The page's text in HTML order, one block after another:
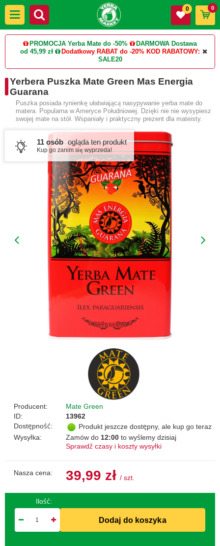
PROMOCJA Yerba Mate do -50%
DARMOWA Dostawa
od 45,99 zł
Dodatkowy RABAT do -20% KOD RABATOWY:
SALE20
0 0
Yerbera Puszka Mate Green Mas Energia
Guarana
Puszka posiada rynienkę ułatwiającą nasypywanie yerba mate do
matera. Popularna w Ameryce Południowej. Dzięki nie nie wysypiesz
swojej mate na stół. Wspaniały i praktyczny prezent dla mateisty.
11 osób ogląda ten produkt
Kup go zanim się wyprzeda!
Producent:
Mate Green
ID:
13962
Dostępność:
Produkt jeszcze dostępny, ale kup go teraz
Wysyłka:
Zamów do 12:00 to wyślemy dzisiaj
Sprawdź czasy i koszty wysyłki
Nasza cena: 39,99 zł / szt.
Ilość:
Dodaj do koszyka